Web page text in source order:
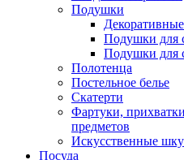
Подушки
Подушки для
Подушки для
Полотенца
Постельное белье
Скатерти
Фартуки,
предметов
Искусственные
Посуда